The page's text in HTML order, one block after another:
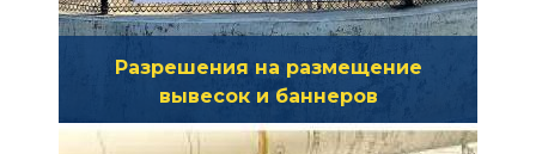
взимаемом с гостей,
и сдающих недвижимость в
краткосрочную аренду.
Разрешения на размещение
вывесок и баннеров
Если вы хотите разместить